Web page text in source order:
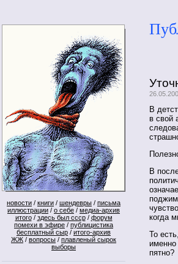
новости / книги / шендевры / письма
иллюстрации / о себе / медиа-архив
итого/ здесь был ссср/ форум
помехи в эфире / публицистика
бесплатный сыр / итого-архив
ЖЖ / вопросы / плавленый сырок
выборы
В
в свой
В
когда
То
пятно?